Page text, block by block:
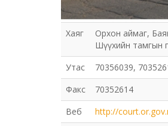
Хаяг
Орхон аймаг,
Шүүхийн тамгын
Утас
70356039,
Факс
70352614
Веб
http://